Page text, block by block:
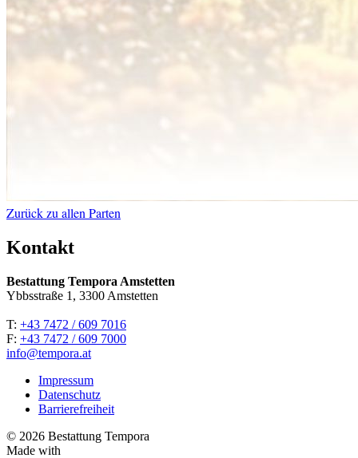
Zurück zu allen Parten
Kontakt
Bestattung Tempora Amstetten
Ybbsstraße 1, 3300 Amstetten
T: +43 7472 / 609 7016
F: +43 7472 / 609 7000
info@tempora.at
Impressum
Datenschutz
Barrierefreiheit
© 2026 Bestattung Tempora
Made with